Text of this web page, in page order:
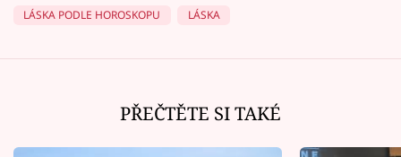
LÁSKA PODLE HOROSKOPU LÁSKA
PŘEČTĚTE SI TAKÉ